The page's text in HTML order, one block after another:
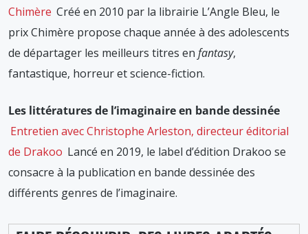
Chimère Créé en 2010 par la librairie L’Angle Bleu, le
prix Chimère propose chaque année à des adolescents
de départager les meilleurs titres en fantasy,
fantastique, horreur et science-fiction.
Les littératures de l’imaginaire en bande dessinée
Entretien avec Christophe Arleston, directeur éditorial
de Drakoo Lancé en 2019, le label d’édition Drakoo se
consacre à la publication en bande dessinée des
différents genres de l’imaginaire.